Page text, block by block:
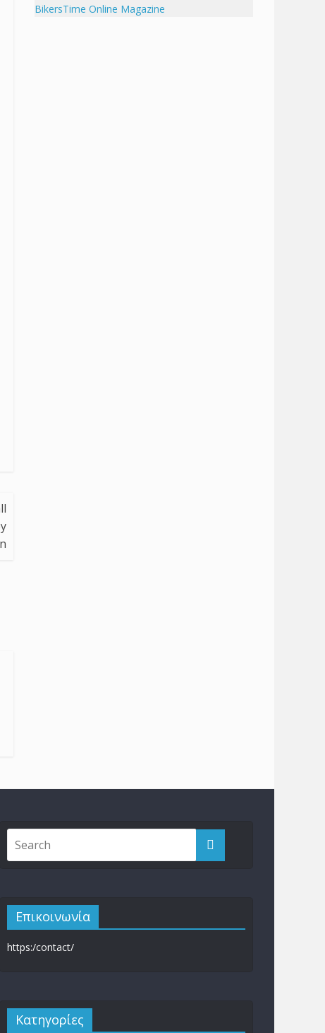
BikersTime Online Magazine
Επικοινωνία
https:/contact/
Kατηγορίες